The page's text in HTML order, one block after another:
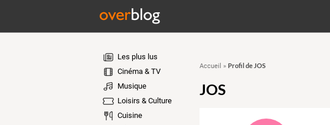
Les plus lus
Cinéma & TV
Musique
Loisirs & Culture
Cuisine
Accueil » Profil de JOS
JOS